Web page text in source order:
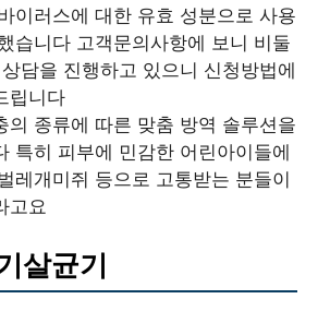
이러스에 대한 유효 성분으로 사용
습니다 고객문의사항에 보니 비둘
담을 진행하고 있으니 신청방법에
립니다
의 종류에 따른 맞춤 방역 솔루션을
특히 피부에 민감한 어린아이들에
레개미쥐 등으로 고통받는 분들이
고요
살균기